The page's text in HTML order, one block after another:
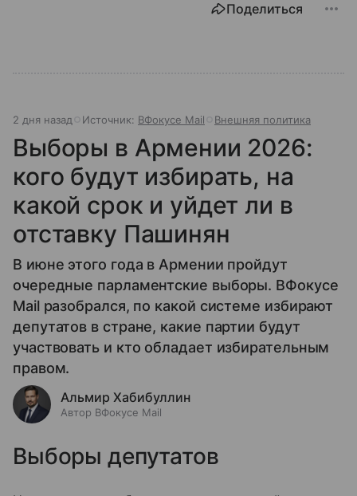
Поделиться
2 дня назад Источник: ВФокусе Mail Внешняя политика
Выборы в Армении 2026:
кого будут избирать, на
какой срок и уйдет ли в
отставку Пашинян
В июне этого года в Армении пройдут
очередные парламентские выборы. ВФокусе
Mail разобрался, по какой системе избирают
депутатов в стране, какие партии будут
участвовать и кто обладает избирательным
правом.
Альмир Хабибуллин
Автор ВФокусе Mail
Выборы депутатов